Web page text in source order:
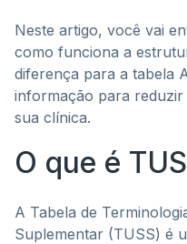
Neste artigo, você vai
como funciona a
diferença para a tabela
informação para
sua clínica.
O que é
A Tabela de
Suplementar (TUSS) é